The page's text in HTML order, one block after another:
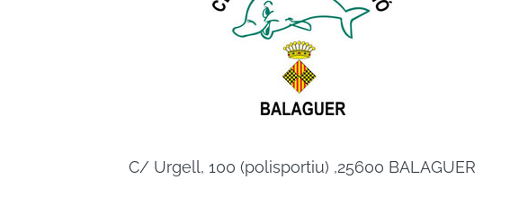
C/ Urgell, 100 (polisportiu) ,25600 BALAGUER